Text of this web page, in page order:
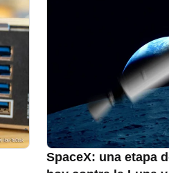
SpaceX: una etapa